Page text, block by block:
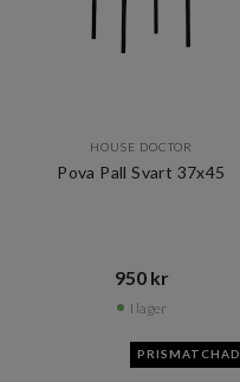
HOUSE DOCTOR
Pova Pall Svart 37x45
950 kr​​
I lager
PRISMATCHAD